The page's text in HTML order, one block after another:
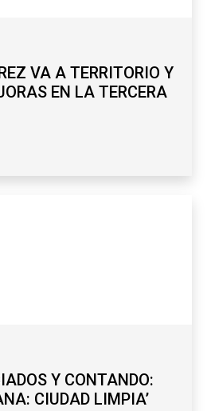
VA A TERRITORIO Y
EN LA TERCERA
Y CONTANDO:
CIUDAD LIMPIA’